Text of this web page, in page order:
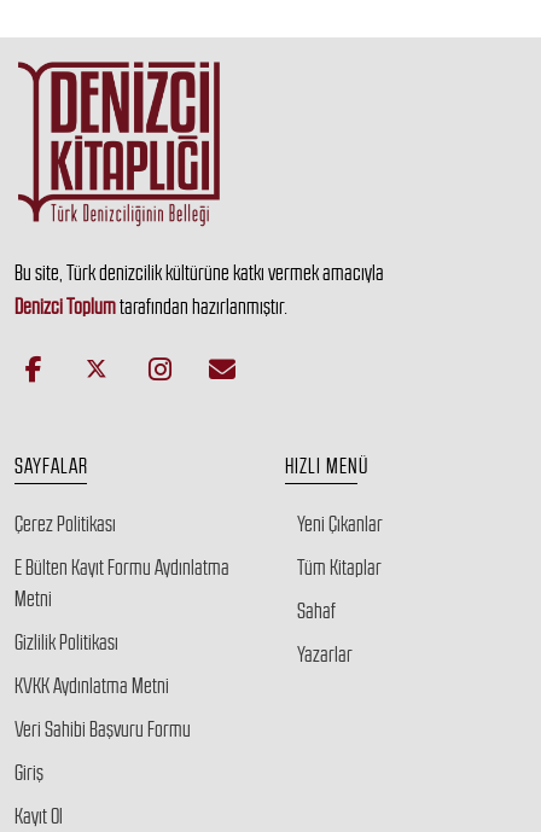
Bu site, Türk denizcilik kültürüne katkı vermek amacıyla
Denizci Toplumtarafından hazırlanmıştır.
SAYFALAR
Çerez Politikası
E Bülten Kayıt Formu Aydınlatma
Metni
Gizlilik Politikası
KVKK Aydınlatma Metni
Veri Sahibi Başvuru Formu
Giriş
Kayıt Ol
HIZLI MENÜ
Yeni Çıkanlar
Tüm Kitaplar
Sahaf
Yazarlar